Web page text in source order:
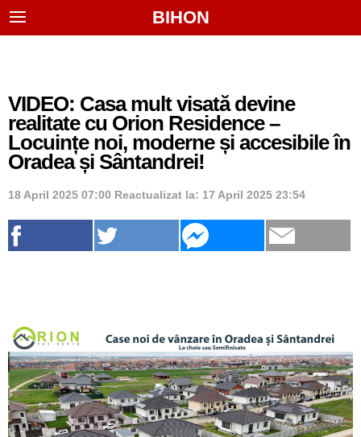
BIHON
VIDEO: Casa mult visată devine
realitate cu Orion Residence –
Locuințe noi, moderne și accesibile în
Oradea și Sântandrei!
18 April 2025 07:00 Reactualizat la: 17 April 2025 23:54